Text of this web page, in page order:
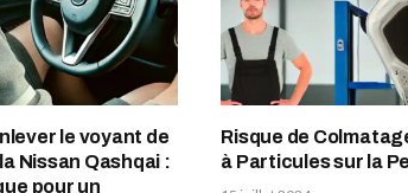
le voyant de
Nissan Qashqai :
pour un
Risque de
à Particules sur la